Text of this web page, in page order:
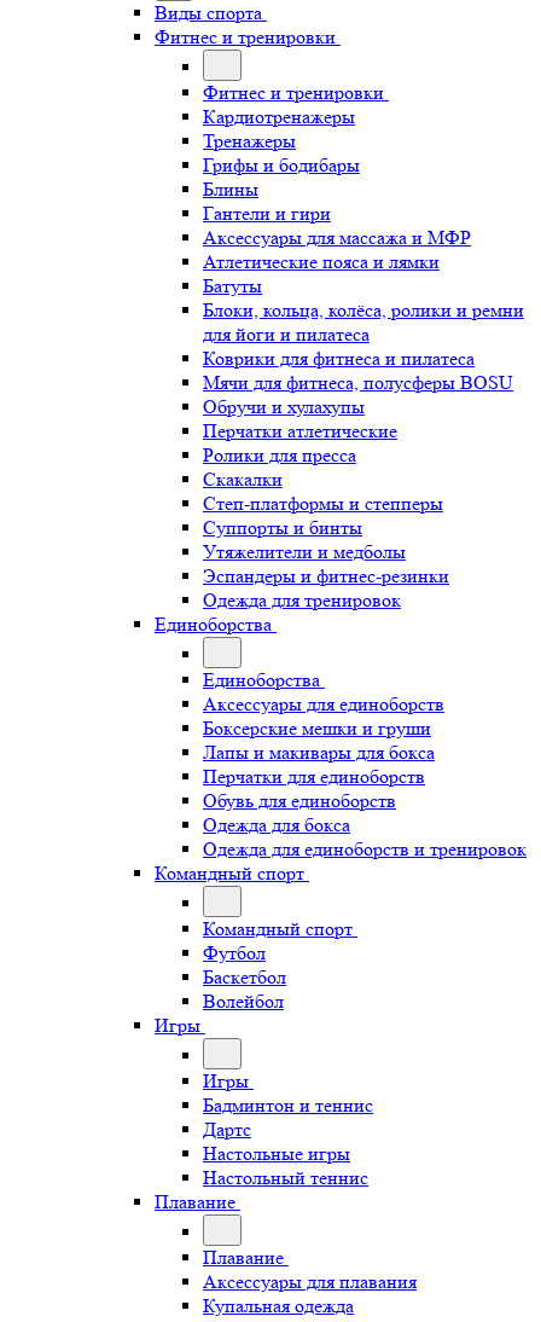
Виды спорта
Фитнес и тренировки
Фитнес и тренировки
Кардиотренажеры
Тренажеры
Грифы и бодибары
Блины
Гантели и гири
Аксессуары для массажа и МФР
Атлетические пояса и лямки
Батуты
Блоки, кольца, колёса, ролики и ремни
для йоги и пилатеса
Коврики для фитнеса и пилатеса
Мячи для фитнеса, полусферы BOSU
Обручи и хулахупы
Перчатки атлетические
Ролики для пресса
Скакалки
Степ-платформы и степперы
Суппорты и бинты
Утяжелители и медболы
Эспандеры и фитнес-резинки
Одежда для тренировок
Единоборства
Единоборства
Аксессуары для единоборств
Боксерские мешки и груши
Лапы и макивары для бокса
Перчатки для единоборств
Обувь для единоборств
Одежда для бокса
Одежда для единоборств и тренировок
Командный спорт
Командный спорт
Футбол
Баскетбол
Волейбол
Игры
Игры
Бадминтон и теннис
Дартс
Настольные игры
Настольный теннис
Плавание
Плавание
Аксессуары для плавания
Купальная одежда